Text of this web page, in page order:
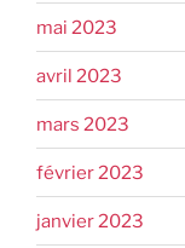
mai 2023
avril 2023
mars 2023
février 2023
janvier 2023